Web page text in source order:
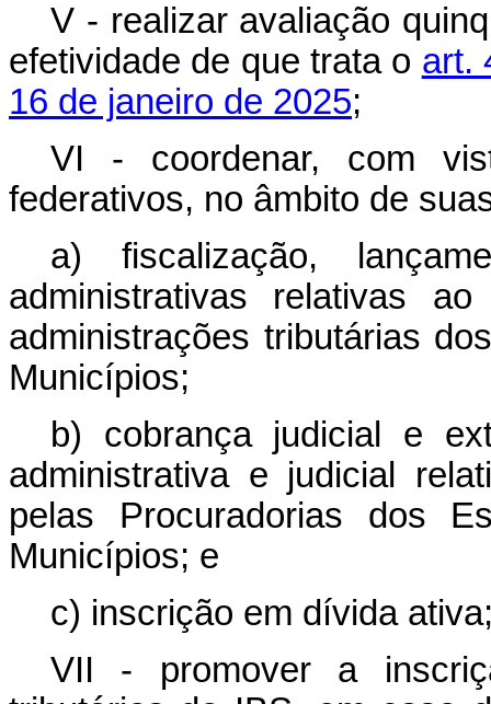
V - realizar avaliação
efetividade de que trata o art.
16 de janeiro de 2025;
VI - coordenar, com
federativos, no âmbito de
a) fiscalização,
administrativas relativas
administrações tributárias
Municípios;
b) cobrança judicial e
administrativa e judicial
pelas Procuradorias dos
Municípios; e
c) inscrição em dívida
VII - promover a